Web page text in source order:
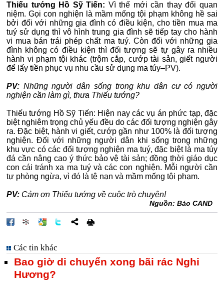
Thiếu tướng Hồ Sỹ Tiến: Vì thế mới cần thay đổi quan
niệm. Gọi con nghiện là mầm mống tội phạm không hề sai
bởi đối với những gia đình có điều kiện, cho tiền mua ma
tuý sử dụng thì vô hình trung gia đình sẽ tiếp tay cho hành
vi mua bán trái phép chất ma tuý. Còn đối với những gia
đình không có điều kiện thì đối tượng sẽ tự gây ra nhiều
hành vi phạm tội khác (trộm cắp, cướp tài sản, giết người
để lấy tiền phục vụ nhu cầu sử dụng ma túy–PV).
PV: Những người dân sống trong khu dân cư có người
nghiện cần làm gì, thưa Thiếu tướng?
Thiếu tướng Hồ Sỹ Tiến: Hiện nay các vụ án phức tạp, đặc
biệt nghiêm trọng chủ yếu đều do các đối tượng nghiện gây
ra. Đặc biệt, hành vi giết, cướp gần như 100% là đối tượng
nghiện. Đối với những người dân khi sống trong những
khu vực có các đối tượng nghiện ma tuý, đặc biệt là ma túy
đá cần nâng cao ý thức bảo vệ tài sản; đồng thời giáo dục
con cái tránh xa ma tuý và các con nghiện. Mỗi người cần
tự phòng ngừa, vì đó là tệ nạn và mầm mống tội phạm.
PV: Cảm ơn Thiếu tướng về cuộc trò chuyện!
Nguồn: Báo CAND
Các tin khác
Bao giờ di chuyển xong bãi rác Nghi
Hương?